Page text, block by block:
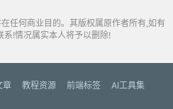
任何商业目的。其版权属原作者所有,如有
系!情况属实本人将予以删除!
章 教程资源 前端标签
AI工具集